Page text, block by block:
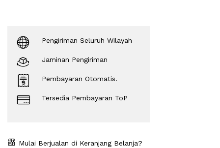
Pengiriman Seluruh Wilayah
Jaminan Pengiriman
Pembayaran Otomatis.
Tersedia Pembayaran ToP
Mulai Berjualan di Keranjang Belanja?